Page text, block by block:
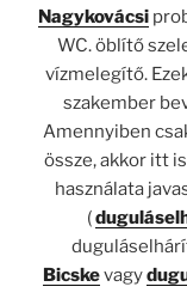
Nagykovácsi
WC. öblítő
vízmelegítő.
szakember
Amennyiben
össze, akkor itt
használata
(
Bicskevagy